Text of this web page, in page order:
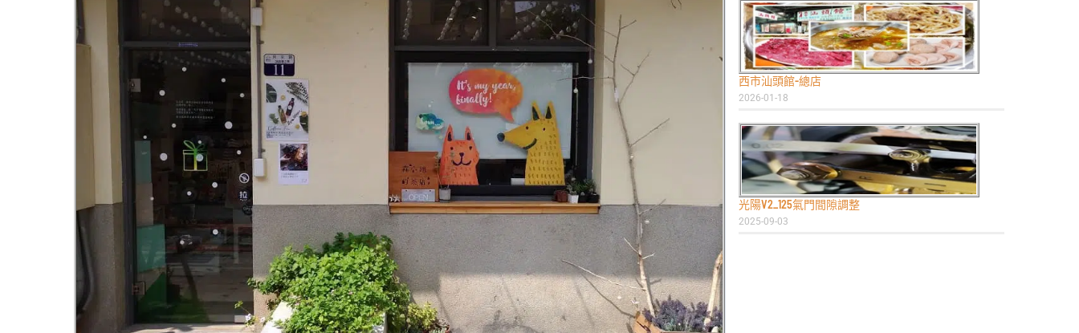
西市汕頭館-總店
2026-01-18
光陽V2_125氣門間隙調整
2025-09-03